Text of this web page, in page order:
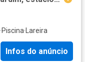
·Piscina·Lareira
Infos do anúncio